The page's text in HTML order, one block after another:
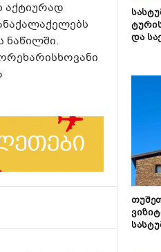
აქტიურად
ნაწილში.
და